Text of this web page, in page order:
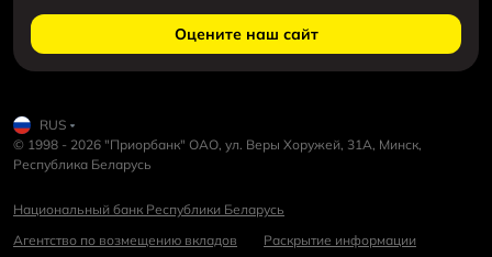
Оцените наш сайт
RUS
© 1998 - 2026 "Приорбанк" ОАО, ул. Веры Хоружей, 31А, Минск,
Республика Беларусь
Национальный банк Республики Беларусь
Агентство по возмещению вкладов
Раскрытие информации